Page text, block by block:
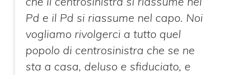
Pd e il Pd si riassume nel capo. Noi
vogliamo rivolgerci a tutto quel
popolo di centrosinistra che se ne
sta a casa, deluso e sfiduciato, e